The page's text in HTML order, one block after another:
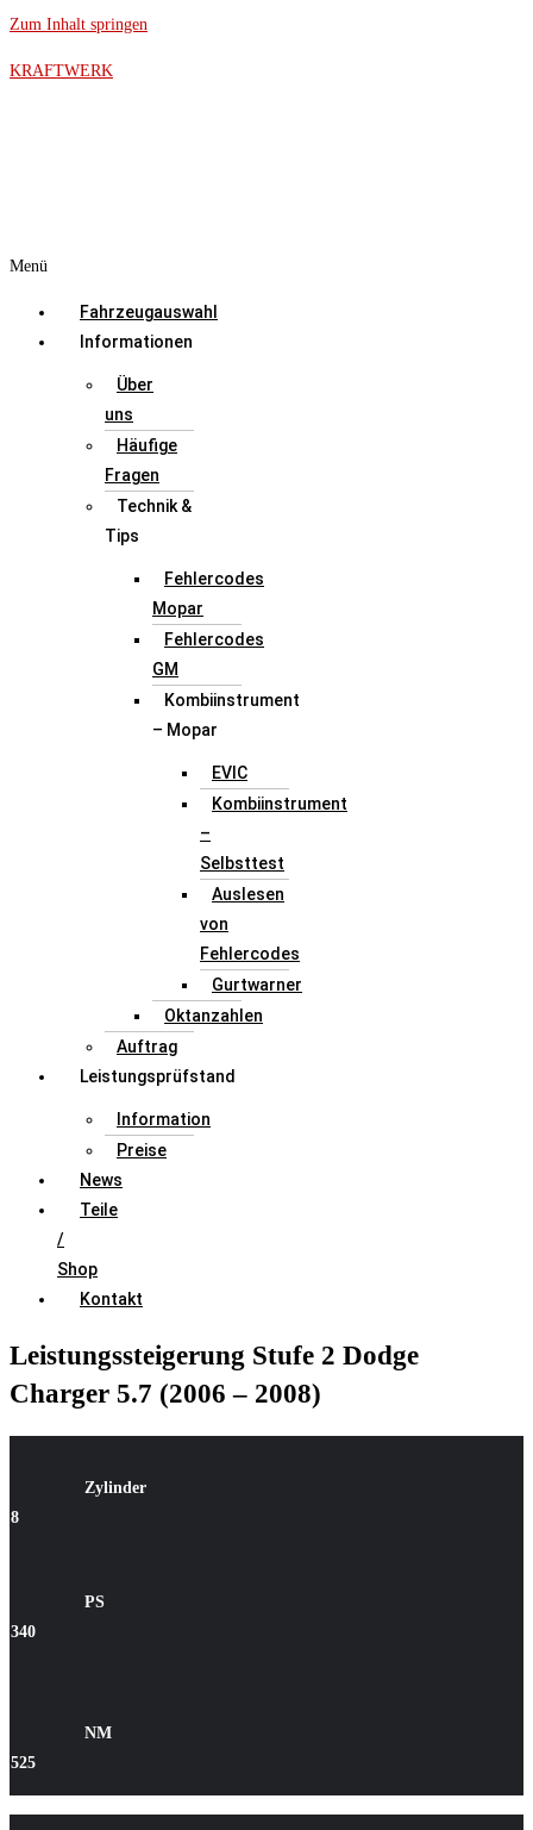
Zum Inhalt springen
KRAFTWERK
Menü
Fahrzeugauswahl
Informationen
Über
uns
Häufige
Fragen
Technik &
Tips
Fehlercodes
Mopar
Fehlercodes
GM
Kombiinstrument
– Mopar
EVIC
Kombiinstrument
–
Selbsttest
Auslesen
von
Fehlercodes
Gurtwarner
Oktanzahlen
Auftrag
Leistungsprüfstand
Information
Preise
News
Teile
/
Shop
Kontakt
Leistungssteigerung Stufe 2 Dodge
Charger 5.7 (2006 – 2008)
Zylinder
8
PS
340
NM
525